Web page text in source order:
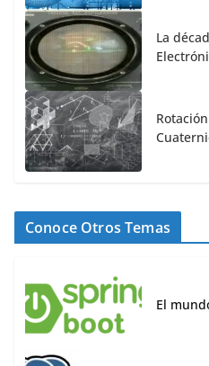
La
Conoce Otros Temas
El